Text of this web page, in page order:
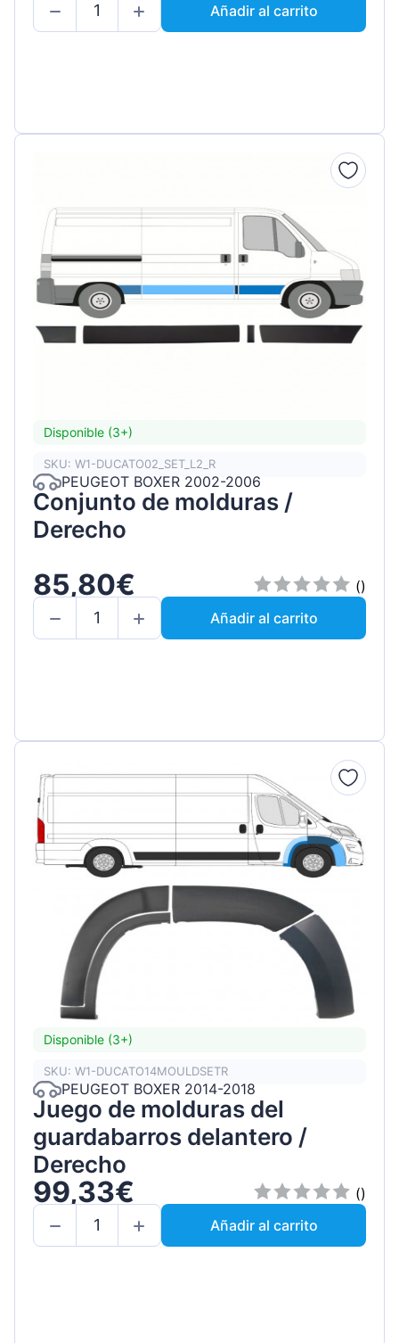
Añadir al carrito
Disponible (3+)
SKU: W1-DUCATO02_SET_L2_R
PEUGEOT BOXER 2002-2006
Conjunto de molduras /
Derecho
85,80€
()
Añadir al carrito
Disponible (3+)
SKU: W1-DUCATO14MOULDSETR
PEUGEOT BOXER 2014-2018
Juego de molduras del
guardabarros delantero /
Derecho
99,33€
()
Añadir al carrito